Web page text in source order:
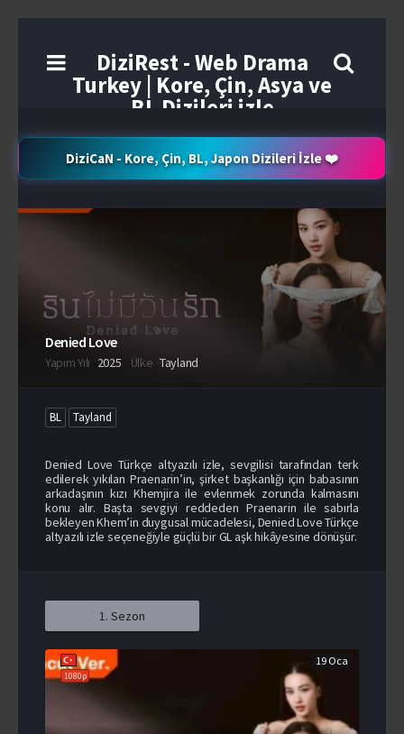
DiziRest - Web Drama
Turkey | Kore, Çin, Asya ve
BL Dizileri izle
DiziCaN - Kore, Çin, BL, Japon Dizileri İzle ❤️
Denied Love
Yapım Yılı 2025 Ülke Tayland
BL Tayland
Denied Love Türkçe altyazılı izle, sevgilisi tarafından terk
edilerek yıkılan Praenarin’in, şirket başkanlığı için babasının
arkadaşının kızı Khemjira ile evlenmek zorunda kalmasını
konu alır. Başta sevgiyi reddeden Praenarin ile sabırla
bekleyen Khem’in duygusal mücadelesi, Denied Love Türkçe
altyazılı izle seçeneğiyle güçlü bir GL aşk hikâyesine dönüşür.
1. Sezon
1080p
19 Oca